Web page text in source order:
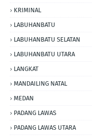
KRIMINAL
LABUHANBATU
LABUHANBATU SELATAN
LABUHANBATU UTARA
LANGKAT
MANDAILING NATAL
MEDAN
PADANG LAWAS
PADANG LAWAS UTARA